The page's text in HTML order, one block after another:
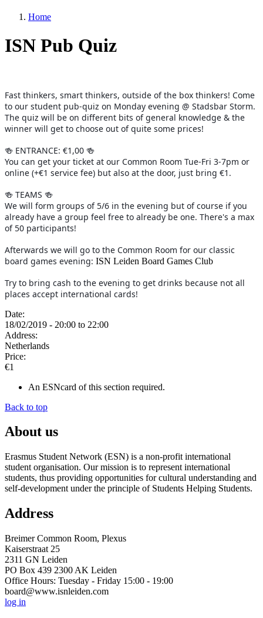
Home
ISN Pub Quiz
Fast thinkers, smart thinkers, outside of the box thinkers! Come
to our student pub-quiz on Monday evening @ Stadsbar Storm.
The quiz will be on different bits of general knowledge & the
winner will get to choose out of quite some prices!
🍻 ENTRANCE: €1,00 🍻
You can get your ticket at our Common Room Tue-Fri 3-7pm or
online (+€1 service fee) but also at the door, just bring €1.
🍻 TEAMS 🍻
We will form groups of 5/6 in the evening but of course if you
already have a group feel free to already be one. There's a max
of 50 participants!
Afterwards we will go to the Common Room for our classic
board games evening: ISN Leiden Board Games Club
Try to bring cash to the evening to get drinks because not all
places accept international cards!
Date:
18/02/2019 - 20:00 to 22:00
Address:
Netherlands
Price:
€1
An ESNcard of this section required.
Back to top
About us
Erasmus Student Network (ESN) is a non-profit international
student organisation. Our mission is to represent international
students, thus providing opportunities for cultural understanding and
self-development under the principle of Students Helping Students.
Address
Breimer Common Room, Plexus
Kaiserstraat 25
2311 GN Leiden
PO Box 439 2300 AK Leiden
Office Hours: Tuesday - Friday 15:00 - 19:00
board@www.isnleiden.com
log in